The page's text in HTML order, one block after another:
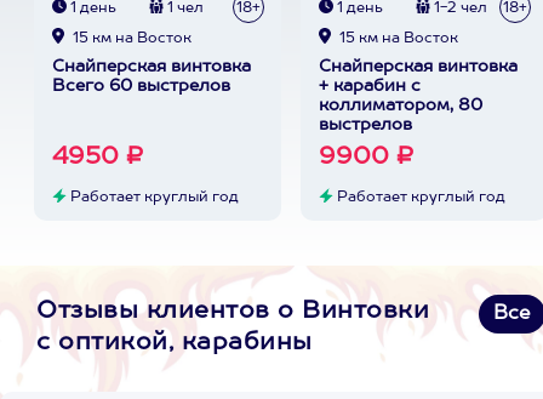
1 день 1 чел 18+
15 км на Восток
Снайперская винтовка
Всего 60 выстрелов
4950 ₽
Работает круглый год
1 день 1-2 чел 18+
15 км на Восток
Снайперская винтовка
+ карабин с
коллиматором, 80
выстрелов
9900 ₽
Работает круглый год
Отзывы клиентов о Винтовки
с оптикой, карабины
Все